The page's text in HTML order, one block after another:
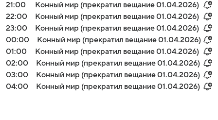
21:00
Конный мир (прекратил вещание 01.04.2026)
22:00
Конный мир (прекратил вещание 01.04.2026)
23:00
Конный мир (прекратил вещание 01.04.2026)
00:00
Конный мир (прекратил вещание 01.04.2026)
01:00
Конный мир (прекратил вещание 01.04.2026)
02:00
Конный мир (прекратил вещание 01.04.2026)
03:00
Конный мир (прекратил вещание 01.04.2026)
04:00
Конный мир (прекратил вещание 01.04.2026)